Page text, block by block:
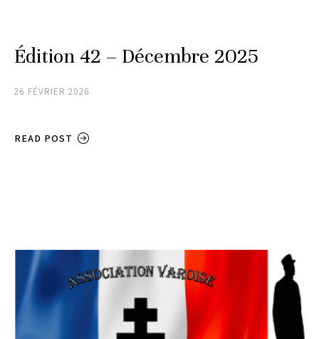
Édition 42 – Décembre 2025
26 FÉVRIER 2026
READ POST